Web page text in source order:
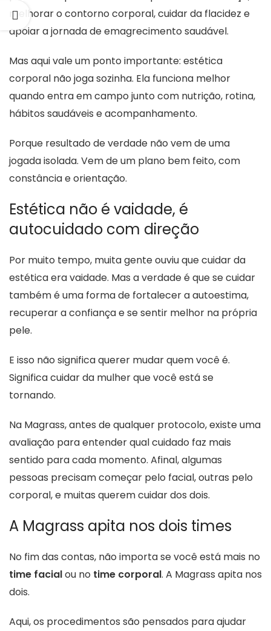
melhorar o contorno corporal, cuidar da flacidez e
apoiar a jornada de emagrecimento saudável.
Mas aqui vale um ponto importante: estética
corporal não joga sozinha. Ela funciona melhor
quando entra em campo junto com nutrição, rotina,
hábitos saudáveis e acompanhamento.
Porque resultado de verdade não vem de uma
jogada isolada. Vem de um plano bem feito, com
constância e orientação.
Estética não é vaidade, é
autocuidado com direção
Por muito tempo, muita gente ouviu que cuidar da
estética era vaidade. Mas a verdade é que se cuidar
também é uma forma de fortalecer a autoestima,
recuperar a confiança e se sentir melhor na própria
pele.
E isso não significa querer mudar quem você é.
Significa cuidar da mulher que você está se
tornando.
Na Magrass, antes de qualquer protocolo, existe uma
avaliação para entender qual cuidado faz mais
sentido para cada momento. Afinal, algumas
pessoas precisam começar pelo facial, outras pelo
corporal, e muitas querem cuidar dos dois.
A Magrass apita nos dois times
No fim das contas, não importa se você está mais no
time facialou no time corporal. A Magrass apita nos
dois.
Aqui, os procedimentos são pensados para ajudar